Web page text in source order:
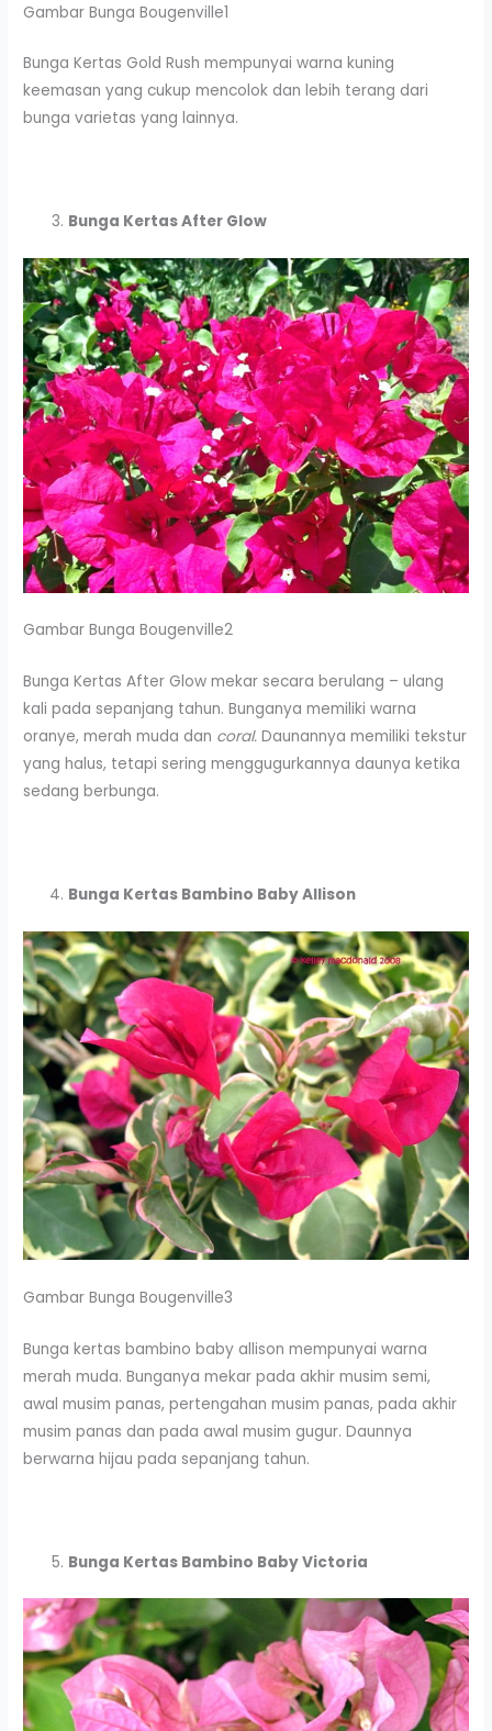
Gambar Bunga Bougenville1
Bunga Kertas Gold Rush mempunyai warna kuning
keemasan yang cukup mencolok dan lebih terang dari
bunga varietas yang lainnya.
Bunga Kertas After Glow
Gambar Bunga Bougenville2
Bunga Kertas After Glow mekar secara berulang – ulang
kali pada sepanjang tahun. Bunganya memiliki warna
oranye, merah muda dan coral.Daunannya memiliki tekstur
yang halus, tetapi sering menggugurkannya daunya ketika
sedang berbunga.
Bunga Kertas Bambino Baby Allison
Gambar Bunga Bougenville3
Bunga kertas bambino baby allison mempunyai warna
merah muda. Bunganya mekar pada akhir musim semi,
awal musim panas, pertengahan musim panas, pada akhir
musim panas dan pada awal musim gugur. Daunnya
berwarna hijau pada sepanjang tahun.
Bunga Kertas Bambino Baby Victoria